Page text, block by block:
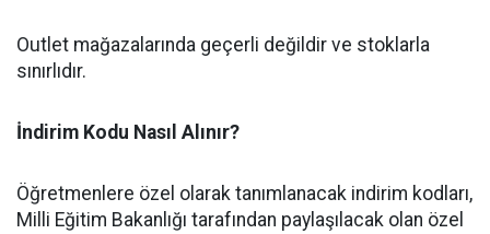
Outlet mağazalarında geçerli değildir ve stoklarla
sınırlıdır.
İndirim Kodu Nasıl Alınır?
Öğretmenlere özel olarak tanımlanacak indirim kodları,
Milli Eğitim Bakanlığı tarafından paylaşılacak olan özel